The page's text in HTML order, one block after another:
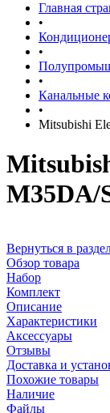
Главная
•
•
•
Канальные
•
Mitsubishi
M35DA/
Вернуться в
Обзор товара
Набор
Комплект
Описание
Характеристики
Аксессуары
Отзывы
Доставка и
Похожие товары
Наличие
Файлы